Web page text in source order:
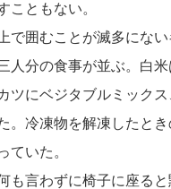
こともない。
で囲むことが滅多にな
人分の食事が並ぶ。白
ツにベジタブルミック
。冷凍物を解凍したと
ていた。
も言わずに椅子に座ると